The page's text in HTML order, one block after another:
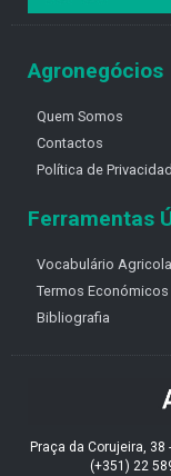
Agronegócios
Quem Somos
Contactos
Política de
Ferramentas
Vocabulário Agricola
Termos Económicos
Bibliografia
Praça da Corujeira, 38
(+351) 22